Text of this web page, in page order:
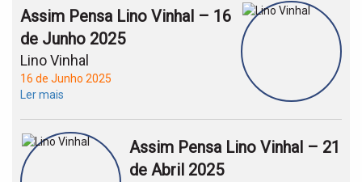
Assim Pensa Lino Vinhal – 16
de Junho 2025
Lino Vinhal
16 de Junho 2025
Ler mais
Assim Pensa Lino Vinhal – 21
de Abril 2025